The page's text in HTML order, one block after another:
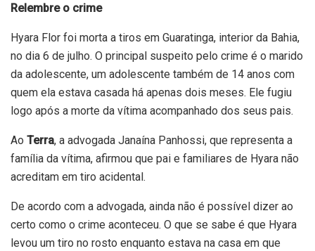
Relembre o crime
Hyara Flor foi morta a tiros em Guaratinga, interior da Bahia,
no dia 6 de julho. O principal suspeito pelo crime é o marido
da adolescente, um adolescente também de 14 anos com
quem ela estava casada há apenas dois meses. Ele fugiu
logo após a morte da vítima acompanhado dos seus pais.
Ao Terra, a advogada Janaína Panhossi, que representa a
família da vítima, afirmou que pai e familiares de Hyara não
acreditam em tiro acidental.
De acordo com a advogada, ainda não é possível dizer ao
certo como o crime aconteceu. O que se sabe é que Hyara
levou um tiro no rosto enquanto estava na casa em que